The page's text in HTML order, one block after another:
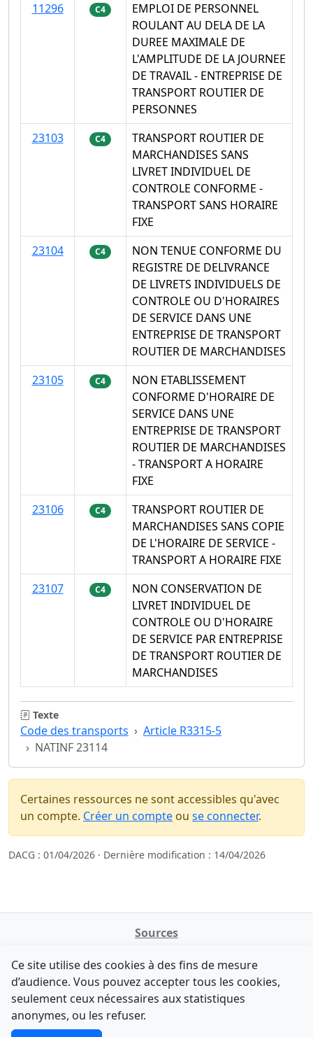
11296
C4
EMPLOI DE PERSONNEL
ROULANT AU DELA DE LA
DUREE MAXIMALE DE
L'AMPLITUDE DE LA JOURNEE
DE TRAVAIL - ENTREPRISE DE
TRANSPORT ROUTIER DE
PERSONNES
23103
C4
TRANSPORT ROUTIER DE
MARCHANDISES SANS
LIVRET INDIVIDUEL DE
CONTROLE CONFORME -
TRANSPORT SANS HORAIRE
FIXE
23104
C4
NON TENUE CONFORME DU
REGISTRE DE DELIVRANCE
DE LIVRETS INDIVIDUELS DE
CONTROLE OU D'HORAIRES
DE SERVICE DANS UNE
ENTREPRISE DE TRANSPORT
ROUTIER DE MARCHANDISES
23105
C4
NON ETABLISSEMENT
CONFORME D'HORAIRE DE
SERVICE DANS UNE
ENTREPRISE DE TRANSPORT
ROUTIER DE MARCHANDISES
- TRANSPORT A HORAIRE
FIXE
23106
C4
TRANSPORT ROUTIER DE
MARCHANDISES SANS COPIE
DE L'HORAIRE DE SERVICE -
TRANSPORT A HORAIRE FIXE
23107
C4
NON CONSERVATION DE
LIVRET INDIVIDUEL DE
CONTROLE OU D'HORAIRE
DE SERVICE PAR ENTREPRISE
DE TRANSPORT ROUTIER DE
MARCHANDISES
Texte
Code des transports
Article R3315-5
NATINF 23114
Certaines ressources ne sont accessibles qu'avec
un compte. Créer un compte ou se connecter.
DACG : 01/04/2026 · Dernière modification : 14/04/2026
Sources
data.gouv.fr
Legifrance - API
Contact
F-Droid·App Store
Comment avez-vous découvert NATINFo ?
Une courte réponse suffit (500 caractères max).
Ce site utilise des cookies à des fins de mesure
d’audience. Vous pouvez accepter tous les cookies,
seulement ceux nécessaires aux statistiques
anonymes, ou les refuser.